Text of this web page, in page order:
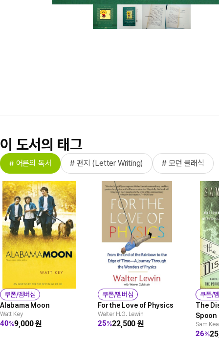
이 도서의 태그
# 어른의 독서 # 편지 (Letter Writing) # 모던 클래식
쿠폰/멤버십
Alabama Moon
Watt Key
40%9,000원
쿠폰/멤버십
For the Love of Physics
Walter H.G. Lewin
25%22,500원
쿠폰/
The
Spoon
Sam
26%